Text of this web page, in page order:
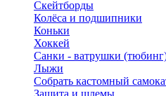
Скейтборды
Колёса и подшипники
Коньки
Хоккей
Санки - ватрушки
Лыжи
Собрать кастомный
Защита и шлемы